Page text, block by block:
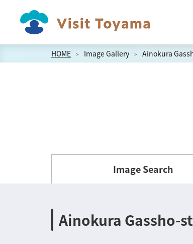
HOME Image Gallery Ainokura
Image Search
Ainokura Gassho-